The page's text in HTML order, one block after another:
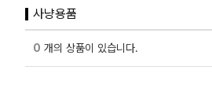
사냥용품
0 개의 상품이 있습니다.